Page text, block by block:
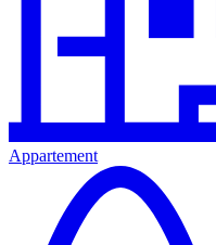
Appartement